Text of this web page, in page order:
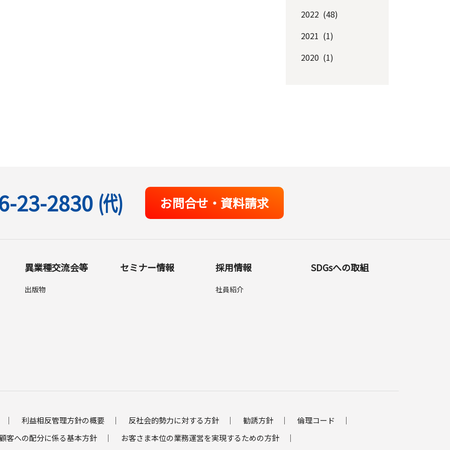
2022 (48)
2021 (1)
2020 (1)
23-2830 (代) お問合せ・資料請求
異業種交流会等
出版物
セミナー情報 採用情報
社員紹介
SDGsへの取組
利益相反管理方針の概要 反社会的勢力に対する方針 勧誘方針
倫理コード
客への配分に係る基本方針
お客さま本位の業務運営を実現するための方針